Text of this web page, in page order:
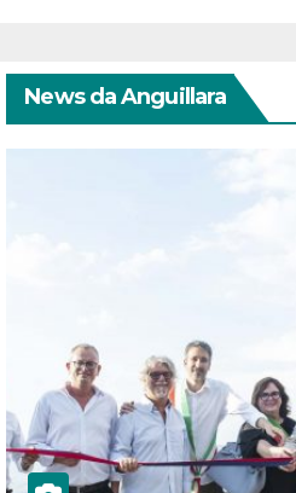
News da Anguillara